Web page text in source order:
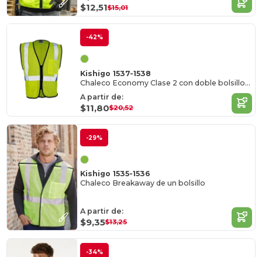
$12,51$15,01
-42%
Kishigo 1537-1538
Chaleco Economy Clase 2 con doble bolsillo y cremallera
A partir de:
$11,80$20,52
-29%
Kishigo 1535-1536
Chaleco Breakaway de un bolsillo
A partir de:
$9,35$13,25
-34%